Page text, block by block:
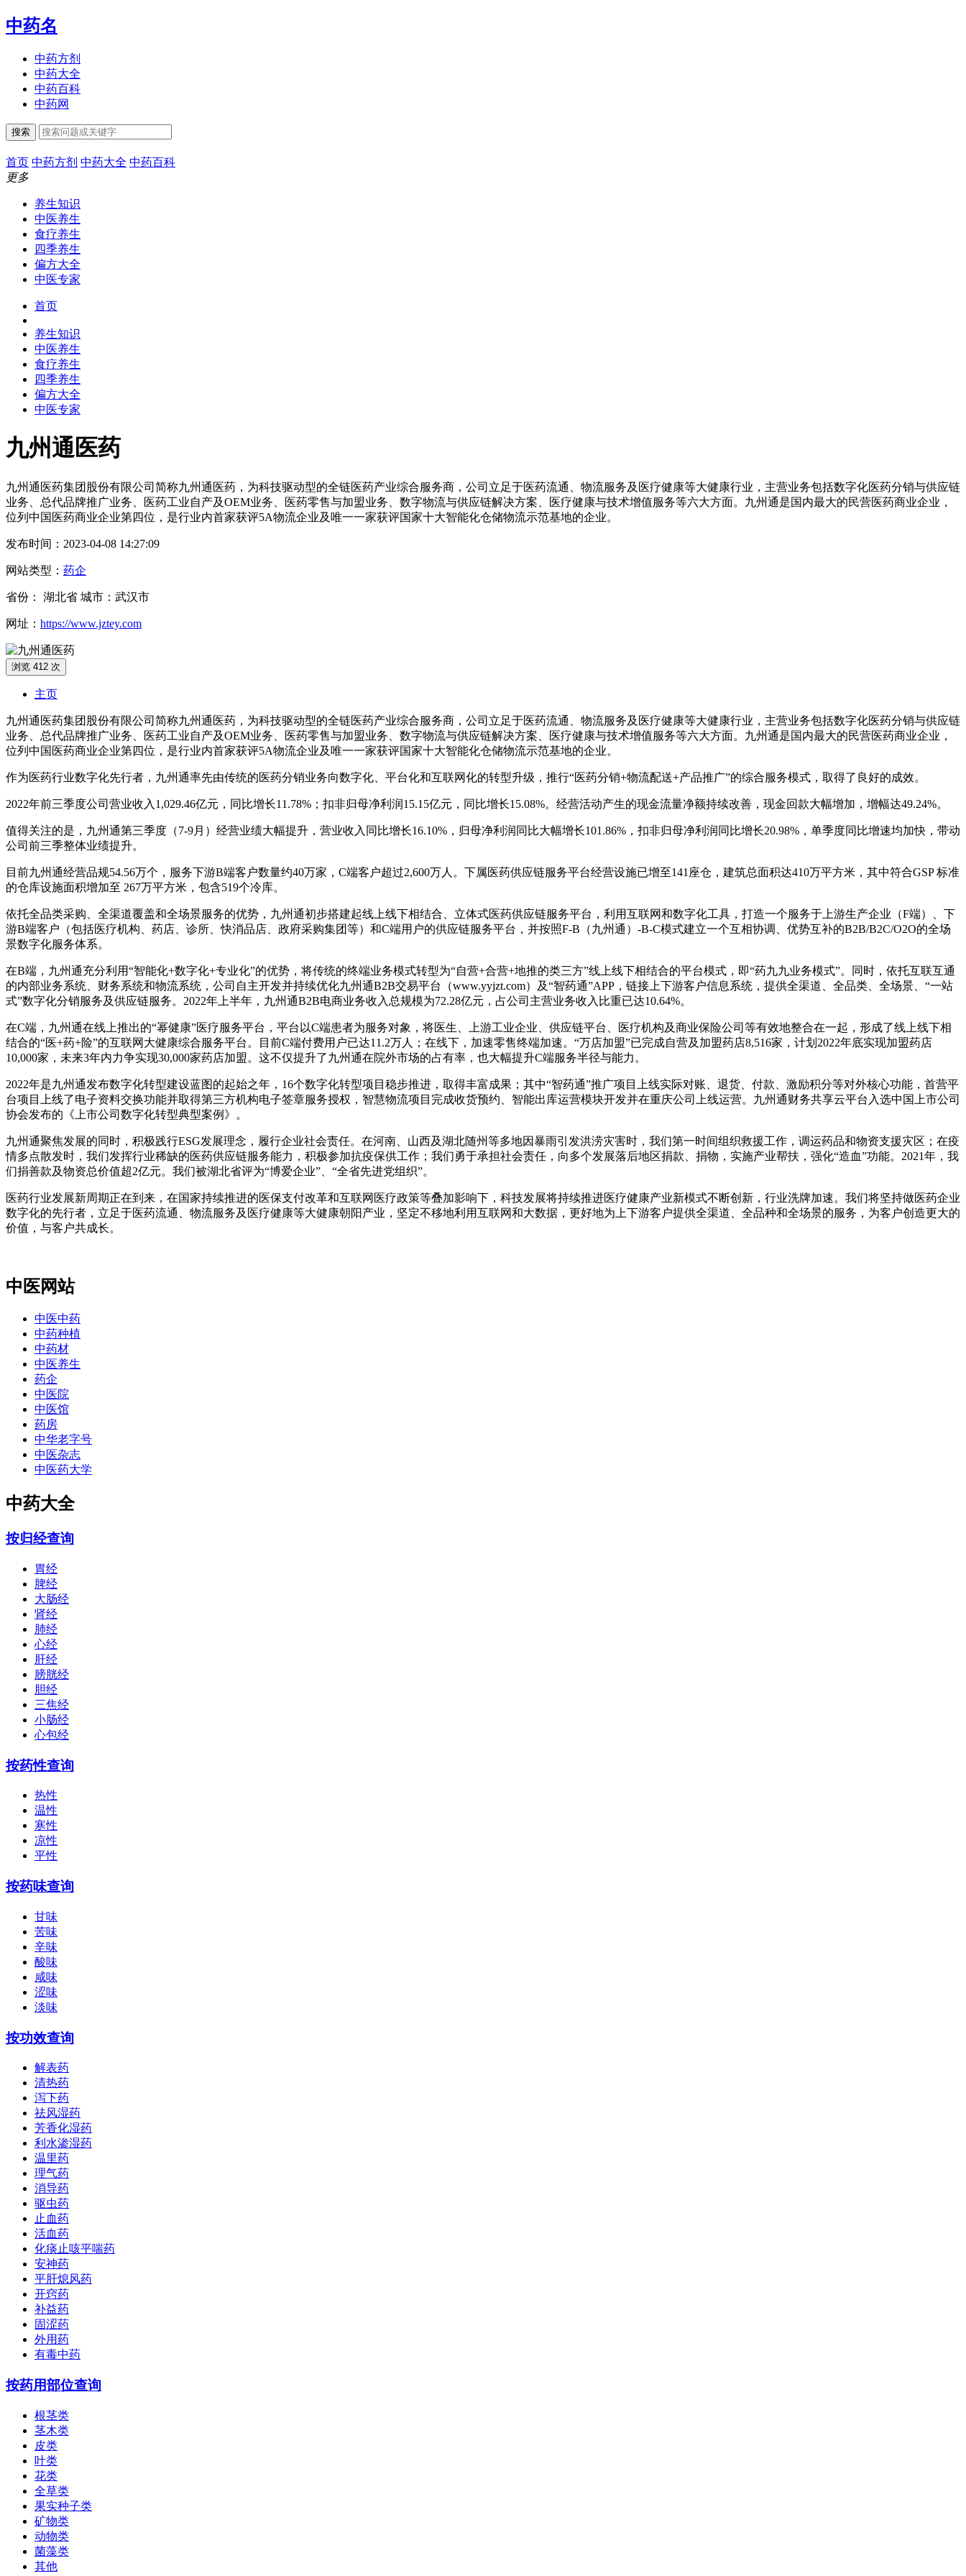
中药名
中药方剂
中药大全
中药百科
中药网
搜索
首页 中药方剂 中药大全 中药百科
更多
养生知识
中医养生
食疗养生
四季养生
偏方大全
中医专家
首页
养生知识
中医养生
食疗养生
四季养生
偏方大全
中医专家
九州通医药
九州通医药集团股份有限公司简称九州通医药，为科技驱动型的全链医药产业综合服务商，公司立足于医药流通、物流服务及医疗健康等大健康行业，主营业务包括数字化医药分销与供应链
业务、总代品牌推广业务、医药工业自产及OEM业务、医药零售与加盟业务、数字物流与供应链解决方案、医疗健康与技术增值服务等六大方面。九州通是国内最大的民营医药商业企业，
位列中国医药商业企业第四位，是行业内首家获评5A物流企业及唯一一家获评国家十大智能化仓储物流示范基地的企业。
发布时间：2023-04-08 14:27:09
网站类型： 药企
省份： 湖北省 城市：武汉市
网址： https://www.jztey.com
浏览 412 次
主页
九州通医药集团股份有限公司简称九州通医药，为科技驱动型的全链医药产业综合服务商，公司立足于医药流通、物流服务及医疗健康等大健康行业，主营业务包括数字化医药分销与供应链
业务、总代品牌推广业务、医药工业自产及OEM业务、医药零售与加盟业务、数字物流与供应链解决方案、医疗健康与技术增值服务等六大方面。九州通是国内最大的民营医药商业企业，
位列中国医药商业企业第四位，是行业内首家获评5A物流企业及唯一一家获评国家十大智能化仓储物流示范基地的企业。
作为医药行业数字化先行者，九州通率先由传统的医药分销业务向数字化、平台化和互联网化的转型升级，推行“医药分销+物流配送+产品推广”的综合服务模式，取得了良好的成效。
2022年前三季度公司营业收入1,029.46亿元，同比增长11.78%；扣非归母净利润15.15亿元，同比增长15.08%。经营活动产生的现金流量净额持续改善，现金回款大幅增加，增幅达49.24%。
值得关注的是，九州通第三季度（7-9月）经营业绩大幅提升，营业收入同比增长16.10%，归母净利润同比大幅增长101.86%，扣非归母净利润同比增长20.98%，单季度同比增速均加快，带动
公司前三季整体业绩提升。
目前九州通经营品规54.56万个，服务下游B端客户数量约40万家，C端客户超过2,600万人。下属医药供应链服务平台经营设施已增至141座仓，建筑总面积达410万平方米，其中符合GSP 标准
的仓库设施面积增加至 267万平方米，包含519个冷库。
依托全品类采购、全渠道覆盖和全场景服务的优势，九州通初步搭建起线上线下相结合、立体式医药供应链服务平台，利用互联网和数字化工具，打造一个服务于上游生产企业（F端）、下
游B端客户（包括医疗机构、药店、诊所、快消品店、政府采购集团等）和C端用户的供应链服务平台，并按照F-B（九州通）-B-C模式建立一个互相协调、优势互补的B2B/B2C/O2O的全场
景数字化服务体系。
在B端，九州通充分利用“智能化+数字化+专业化”的优势，将传统的终端业务模式转型为“自营+合营+地推的类三方”线上线下相结合的平台模式，即“药九九业务模式”。同时，依托互联互通
的内部业务系统、财务系统和物流系统，公司自主开发并持续优化九州通B2B交易平台（www.yyjzt.com）及“智药通”APP，链接上下游客户信息系统，提供全渠道、全品类、全场景、“一站
式”数字化分销服务及供应链服务。2022年上半年，九州通B2B电商业务收入总规模为72.28亿元，占公司主营业务收入比重已达10.64%。
在C端，九州通在线上推出的“幂健康”医疗服务平台，平台以C端患者为服务对象，将医生、上游工业企业、供应链平台、医疗机构及商业保险公司等有效地整合在一起，形成了线上线下相
结合的“医+药+险”的互联网大健康综合服务平台。目前C端付费用户已达11.2万人；在线下，加速零售终端加速。“万店加盟”已完成自营及加盟药店8,516家，计划2022年底实现加盟药店
10,000家，未来3年内力争实现30,000家药店加盟。这不仅提升了九州通在院外市场的占有率，也大幅提升C端服务半径与能力。
2022年是九州通发布数字化转型建设蓝图的起始之年，16个数字化转型项目稳步推进，取得丰富成果；其中“智药通”推广项目上线实际对账、退货、付款、激励积分等对外核心功能，首营平
台项目上线了电子资料交换功能并取得第三方机构电子签章服务授权，智慧物流项目完成收货预约、智能出库运营模块开发并在重庆公司上线运营。九州通财务共享云平台入选中国上市公司
协会发布的《上市公司数字化转型典型案例》。
九州通聚焦发展的同时，积极践行ESG发展理念，履行企业社会责任。在河南、山西及湖北随州等多地因暴雨引发洪涝灾害时，我们第一时间组织救援工作，调运药品和物资支援灾区；在疫
情多点散发时，我们发挥行业稀缺的医药供应链服务能力，积极参加抗疫保供工作；我们勇于承担社会责任，向多个发展落后地区捐款、捐物，实施产业帮扶，强化“造血”功能。2021年，我
们捐善款及物资总价值超2亿元。我们被湖北省评为“博爱企业”、“全省先进党组织”。
医药行业发展新周期正在到来，在国家持续推进的医保支付改革和互联网医疗政策等叠加影响下，科技发展将持续推进医疗健康产业新模式不断创新，行业洗牌加速。我们将坚持做医药企业
数字化的先行者，立足于医药流通、物流服务及医疗健康等大健康朝阳产业，坚定不移地利用互联网和大数据，更好地为上下游客户提供全渠道、全品种和全场景的服务，为客户创造更大的
价值，与客户共成长。
中医网站
中医中药
中药种植
中药材
中医养生
药企
中医院
中医馆
药房
中华老字号
中医杂志
中医药大学
中药大全
按归经查询
胃经
脾经
大肠经
肾经
肺经
心经
肝经
膀胱经
胆经
三焦经
小肠经
心包经
按药性查询
热性
温性
寒性
凉性
平性
按药味查询
甘味
苦味
辛味
酸味
咸味
涩味
淡味
按功效查询
解表药
清热药
泻下药
祛风湿药
芳香化湿药
利水渗湿药
温里药
理气药
消导药
驱虫药
止血药
活血药
化痰止咳平喘药
安神药
平肝熄风药
开窍药
补益药
固涩药
外用药
有毒中药
按药用部位查询
根茎类
茎木类
皮类
叶类
花类
全草类
果实种子类
矿物类
动物类
菌藻类
其他